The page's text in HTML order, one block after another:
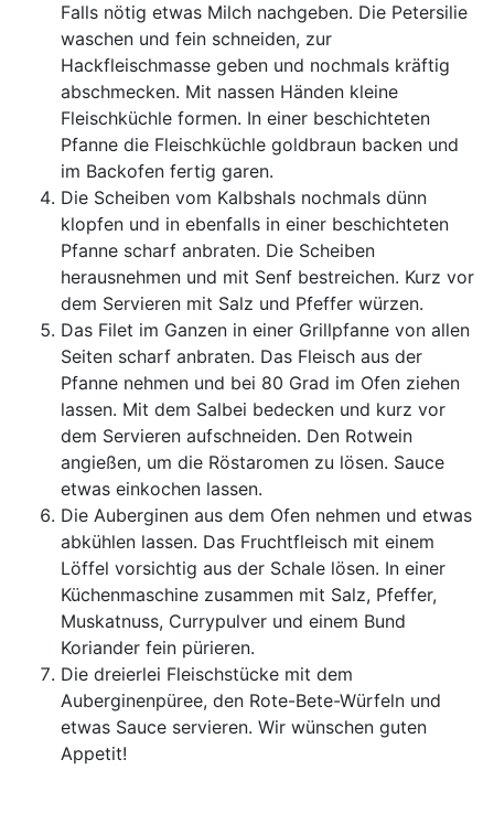
Falls nötig etwas Milch nachgeben. Die Petersilie
waschen und fein schneiden, zur
Hackfleischmasse geben und nochmals kräftig
abschmecken. Mit nassen Händen kleine
Fleischküchle formen. In einer beschichteten
Pfanne die Fleischküchle goldbraun backen und
im Backofen fertig garen.
Die Scheiben vom Kalbshals nochmals dünn
klopfen und in ebenfalls in einer beschichteten
Pfanne scharf anbraten. Die Scheiben
herausnehmen und mit Senf bestreichen. Kurz vor
dem Servieren mit Salz und Pfeffer würzen.
Das Filet im Ganzen in einer Grillpfanne von allen
Seiten scharf anbraten. Das Fleisch aus der
Pfanne nehmen und bei 80 Grad im Ofen ziehen
lassen. Mit dem Salbei bedecken und kurz vor
dem Servieren aufschneiden. Den Rotwein
angießen, um die Röstaromen zu lösen. Sauce
etwas einkochen lassen.
Die Auberginen aus dem Ofen nehmen und etwas
abkühlen lassen. Das Fruchtfleisch mit einem
Löffel vorsichtig aus der Schale lösen. In einer
Küchenmaschine zusammen mit Salz, Pfeffer,
Muskatnuss, Currypulver und einem Bund
Koriander fein pürieren.
Die dreierlei Fleischstücke mit dem
Auberginenpüree, den Rote-Bete-Würfeln und
etwas Sauce servieren. Wir wünschen guten
Appetit!